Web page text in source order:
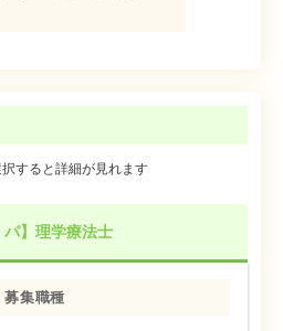
すると詳細が見れます
パ】理学療法士
募集職種